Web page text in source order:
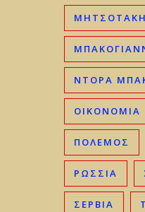
ΝΤΟΡΑ
ΟΙΚΟΝΟΜΊΑ
ΠΟΛΕΜΟΣ
ΡΩΣΣΊΑ
ΣΕΡΒΊΑ